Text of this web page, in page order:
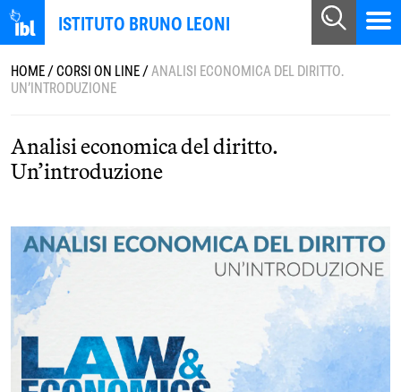
ISTITUTO BRUNO LEONI
HOME/CORSI ON LINE/ANALISI ECONOMICA DEL DIRITTO.
UN’INTRODUZIONE
Analisi economica del diritto.
Un’introduzione